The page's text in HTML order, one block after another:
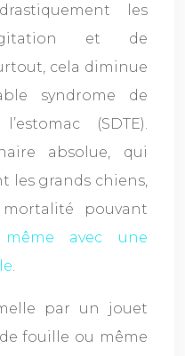
les
et de
cela diminue
syndrome de
(SDTE).
absolue, qui
les grands chiens,
pouvant
avec une
.
par un jouet
fouille ou même